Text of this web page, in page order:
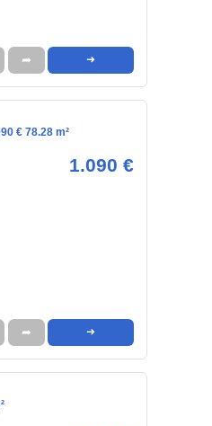
➦ ➜
€ 78.28 m²
1.090 €
➦ ➜